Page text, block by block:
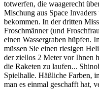
totwerfen, die waagerecht
Mischung aus Space
bekommen. In der dritten
Froschmänner (und
einen Wassergraben hüpfen.
müssen Sie einen riesigen
der ziellos 2 Meter vor Ihnen
die Raketen zu laufen...
Spielhalle. Häßliche Farben,
man es einmal geschafft hat,